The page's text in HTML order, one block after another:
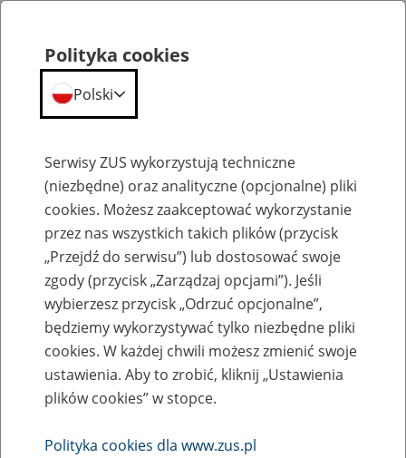
Szkolenia
Zaproś ZUS do siebie - zakładanie profili
eZUS w siedzibie Twojej firmy
Rodzaj wydarzenia
Polityka cookies
Polski
Serwisy ZUS wykorzystują techniczne
(niezbędne) oraz analityczne (opcjonalne) pliki
cookies. Możesz zaakceptować wykorzystanie
przez nas wszystkich takich plików (przycisk
„Przejdź do serwisu”) lub dostosować swoje
zgody (przycisk „Zarządzaj opcjami”). Jeśli
wybierzesz przycisk „Odrzuć opcjonalne”,
będziemy wykorzystywać tylko niezbędne pliki
cookies. W każdej chwili możesz zmienić swoje
ustawienia. Aby to zrobić, kliknij „Ustawienia
plików cookies” w stopce.
Polityka cookies dla www.zus.pl